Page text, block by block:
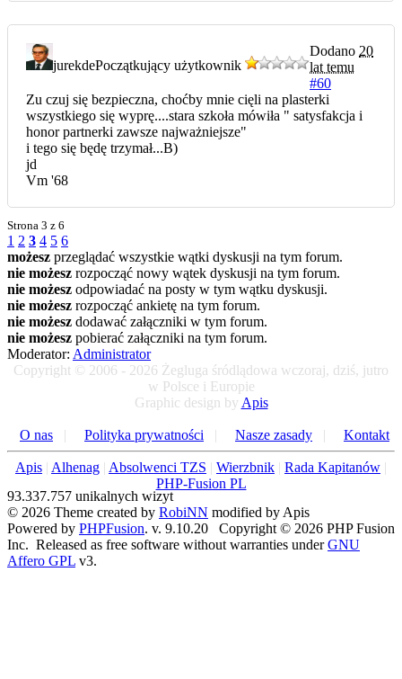
jurekdePoczątkujący użytkownik
Dodano 20
lat temu
#60
Zu czuj się bezpieczna, choćby mnie cięli na plasterki
wszystkiego się wyprę....stara szkoła mówiła " satysfakcja i
honor partnerki zawsze najważniejsze"
i tego się będę trzymał...B)
jd
Vm '68
Strona 3 z 6
1 2 3 4 5 6
możesz przeglądać wszystkie wątki dyskusji na tym forum.
nie możesz rozpocząć nowy wątek dyskusji na tym forum.
nie możesz odpowiadać na posty w tym wątku dyskusji.
nie możesz rozpocząć ankietę na tym forum.
nie możesz dodawać załączniki w tym forum.
nie możesz pobierać załączniki na tym forum.
Moderator: Administrator
Copyright © 2006 - 2026 Żegluga śródlądowa wczoraj, dziś, jutro
w Polsce i Europie
Graphic design by Apis
O nas | Polityka prywatności | Nasze zasady | Kontakt
Apis | Alhenag | Absolwenci TZS | Wierzbnik | Rada Kapitanów |
PHP-Fusion PL
93.337.757 unikalnych wizyt
© 2026 Theme created by RobiNN modified by Apis
Powered by PHPFusion. v. 9.10.20 Copyright © 2026 PHP Fusion
Inc. Released as free software without warranties underGNU
Affero GPL v3.